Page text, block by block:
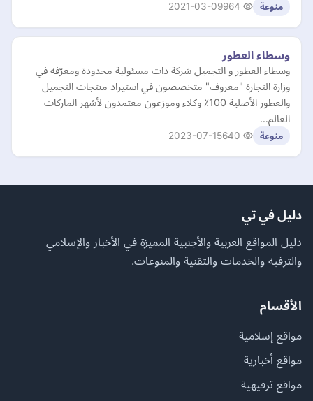
منوعة 2021-03-09
وسطاء العطور
وسطاء العطور و التجميل شركة ذات مسئولية محدودة ومعرّفه في
وزارة التجارة "معروف" متخصصون في استيراد منتجات التجميل
والعطور الأصلية 100٪؜ وكلاء وموزعون معتمدون لأشهر الماركات
العالم…
منوعة 2023-07-15
دليل في تي
دليل المواقع العربية والأجنبية المميزة في الأخبار والإسلامي
والترفيه والخدمات والتقنية والمنوعات.
الأقسام
مواقع إسلامية
مواقع أخبارية
مواقع ترفيهية